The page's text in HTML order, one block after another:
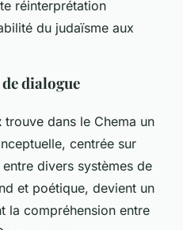
réinterprétation
du judaïsme aux
dialogue
trouve dans le Chema un
centrée sur
divers systèmes de
et poétique, devient un
la compréhension entre